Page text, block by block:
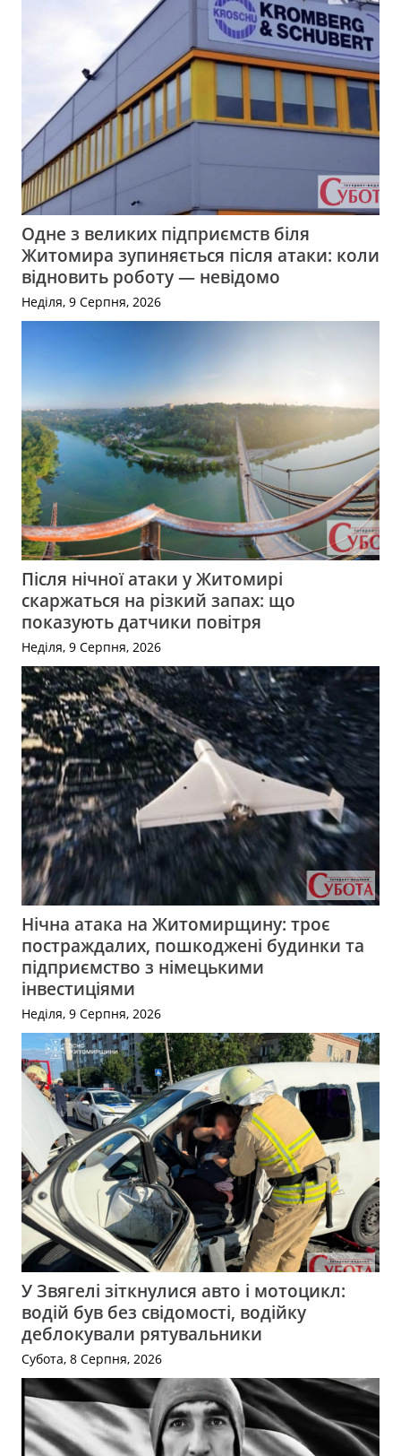
Одне з великих підприємств біля
Житомира зупиняється після атаки: коли
відновить роботу — невідомо
Неділя, 9 Серпня, 2026
Після нічної атаки у Житомирі
скаржаться на різкий запах: що
показують датчики повітря
Неділя, 9 Серпня, 2026
Нічна атака на Житомирщину: троє
постраждалих, пошкоджені будинки та
підприємство з німецькими
інвестиціями
Неділя, 9 Серпня, 2026
У Звягелі зіткнулися авто і мотоцикл:
водій був без свідомості, водійку
деблокували рятувальники
Субота, 8 Серпня, 2026